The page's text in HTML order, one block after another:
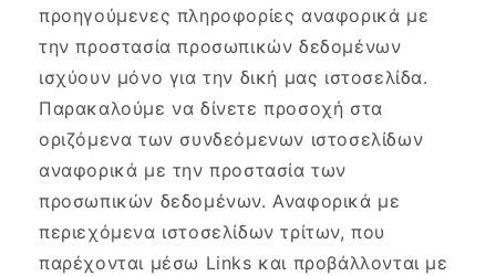
προηγούμενες πληροφορίες αναφορικά με
την προστασία προσωπικών δεδομένων
ισχύουν μόνο για την δική μας ιστοσελίδα.
Παρακαλούμε να δίνετε προσοχή στα
οριζόμενα των συνδεόμενων ιστοσελίδων
αναφορικά με την προστασία των
προσωπικών δεδομένων. Αναφορικά με
περιεχόμενα ιστοσελίδων τρίτων, που
παρέχονται μέσω Links και προβάλλονται με